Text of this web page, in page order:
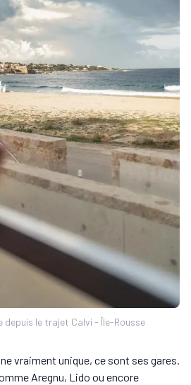
depuis le trajet Calvi - Île-Rousse
vraiment unique, ce sont ses gares.
Aregnu, Lido ou encore